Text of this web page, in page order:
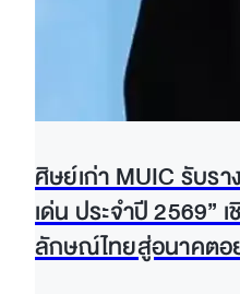
ศิษย์เก่า MUIC รับร
เด่น ประจำปี 2569”
ลักษณ์ไทยสู่อนาคตอ